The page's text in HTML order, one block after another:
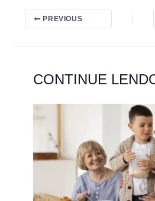
PREVIOUS
CONTINUE